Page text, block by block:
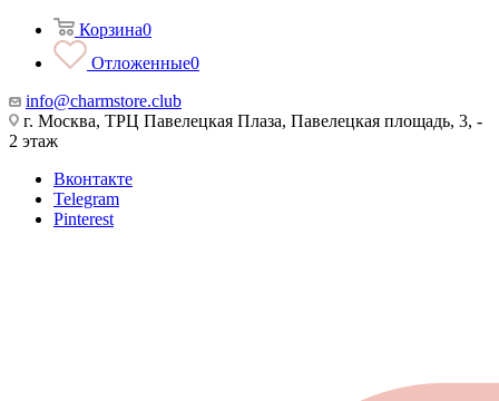
Корзина0
Отложенные0
info@charmstore.club
г. Москва, ТРЦ Павелецкая Плаза, Павелецкая площадь, 3, -
2 этаж
Вконтакте
Telegram
Pinterest